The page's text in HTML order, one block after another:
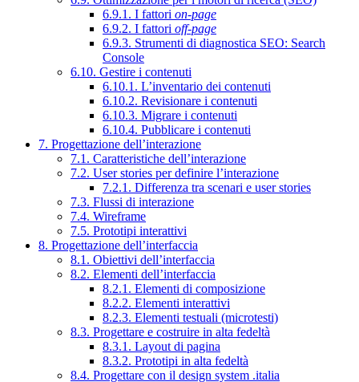
6.9.1. I fattori on-page
6.9.2. I fattori off-page
6.9.3. Strumenti di diagnostica SEO: Search
Console
6.10. Gestire i contenuti
6.10.1. L’inventario dei contenuti
6.10.2. Revisionare i contenuti
6.10.3. Migrare i contenuti
6.10.4. Pubblicare i contenuti
7. Progettazione dell’interazione
7.1. Caratteristiche dell’interazione
7.2. User stories per definire l’interazione
7.2.1. Differenza tra scenari e user stories
7.3. Flussi di interazione
7.4. Wireframe
7.5. Prototipi interattivi
8. Progettazione dell’interfaccia
8.1. Obiettivi dell’interfaccia
8.2. Elementi dell’interfaccia
8.2.1. Elementi di composizione
8.2.2. Elementi interattivi
8.2.3. Elementi testuali (microtesti)
8.3. Progettare e costruire in alta fedeltà
8.3.1. Layout di pagina
8.3.2. Prototipi in alta fedeltà
8.4. Progettare con il design system .italia